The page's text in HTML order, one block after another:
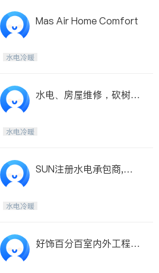
Newmarket
Maple
Guelph
Ajax
Niagara Falls
Concord
King
Mas Air Home Comfort
水电冷暖
水电、房屋维修，砍树，
水电冷暖
SUN注册水电承包商,水
水电冷暖
好饰百分百室内外工程公